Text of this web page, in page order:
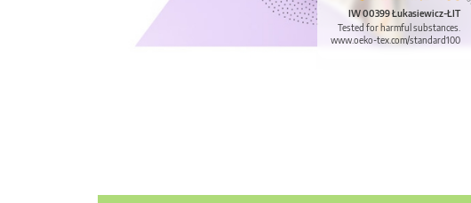
IW 00399 Łukasiewicz-ŁIT
Tested for harmful substances.
www.oeko-tex.com/standard100